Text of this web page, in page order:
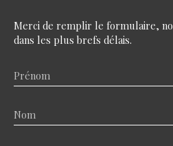
Merci de remplir le formulaire,
dans les plus brefs délais.
Prénom
Nom